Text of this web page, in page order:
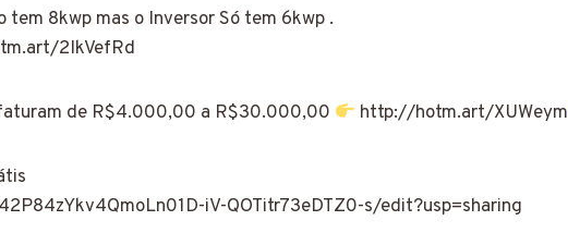
8kwp mas o Inversor Só tem 6kwp .
2IkVefRd
de R$4.000,00 a R$30.000,00 http://hotm.art/XUWeym
iV-QOTitr73eDTZ0-s/edit?usp=sharing